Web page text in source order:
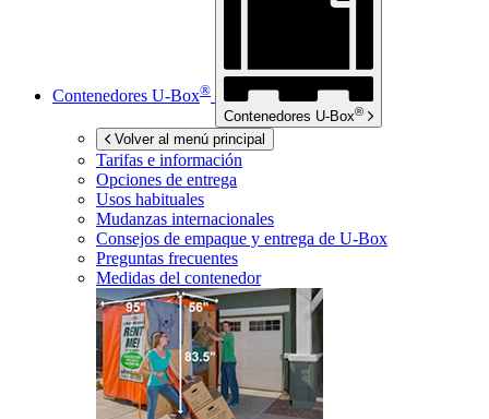
Contenedores U-Box®
Contenedores U-Box®
Volver al menú principal
Tarifas e información
Opciones de entrega
Usos habituales
Mudanzas internacionales
Consejos de empaque y entrega de U-Box
Preguntas frecuentes
Medidas del contenedor